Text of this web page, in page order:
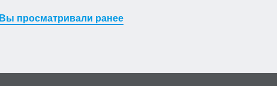
Вы просматривали ранее